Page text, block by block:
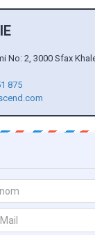
No: 2, 3000 Sfax
875